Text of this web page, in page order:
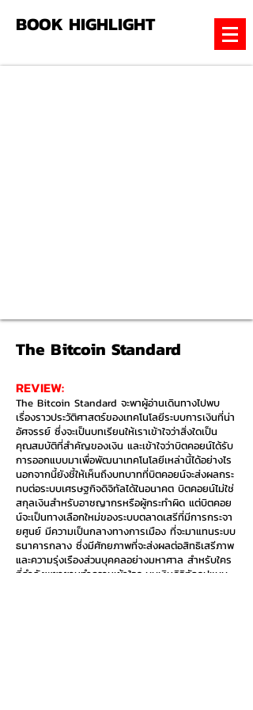
BOOK HIGHLIGHT
The Bitcoin Standard
REVIEW:
The Bitcoin Standard จะพาผู้อ่านเดินทางไปพบ
เรื่องราวประวัติศาสตร์ของเทคโนโลยีระบบการเงินที่น่า
อัศจรรย์ ซึ่งจะเป็นบทเรียนให้เราเข้าใจว่าสิ่งใดเป็น
คุณสมบัติที่สำคัญของเงิน และเข้าใจว่าบิตคอยน์ได้รับ
การออกแบบมาเพื่อพัฒนาเทคโนโลยีเหล่านี้ได้อย่างไร
นอกจากนี้ยังชี้ให้เห็นถึงบทบาทที่บิตคอยน์จะส่งผลกระ
ทบต่อระบบเศรษฐกิจดิจิทัลได้ในอนาคต บิตคอยน์ไม่ใช่
สกุลเงินสำหรับอาชญากรหรือผู้กระทำผิด แต่บิตคอย
น์จะเป็นทางเลือกใหม่ของระบบตลาดเสรีที่มีการกระจา
ยศูนย์ มีความเป็นกลางทางการเมือง ที่จะมาแทนระบบ
ธนาคารกลาง ซึ่งมีศักยภาพที่จะส่งผลต่อสิทธิเสรีภาพ
และความรุ่งเรืองส่วนบุคคลอย่างมหาศาล สำหรับใคร
ที่กำลังพยายามทำความเข้าใจระบบเงินดิจิทัลรูปแบบ